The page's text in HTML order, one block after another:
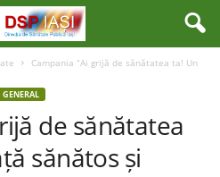
Campania “Ai grijă de sănătatea ta! Un
GENERAL
de sănătatea
sănătos și